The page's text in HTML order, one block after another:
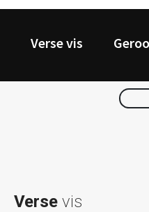
Verse vis
Verse vis